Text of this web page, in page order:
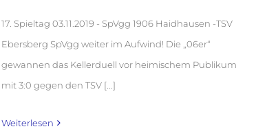
17. Spieltag 03.11.2019 - SpVgg 1906 Haidhausen -TSV
Ebersberg SpVgg weiter im Aufwind! Die „06er“
gewannen das Kellerduell vor heimischem Publikum
mit 3:0 gegen den TSV [...]
Weiterlesen